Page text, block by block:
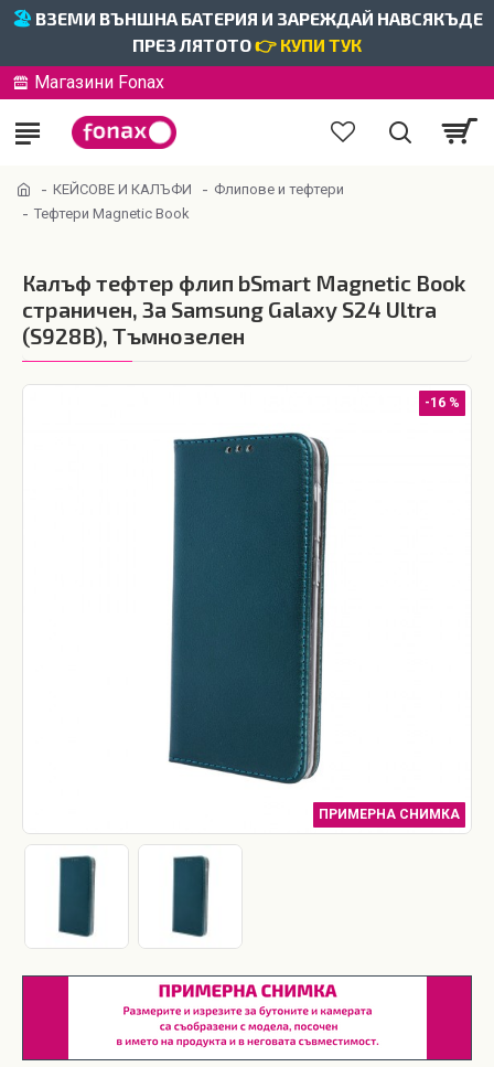
🏖️ ВЗЕМИ ВЪНШНА БАТЕРИЯ И ЗАРЕЖДАЙ НАВСЯКЪДЕ
ПРЕЗ ЛЯТОТО👉 КУПИ ТУК
Магазини Fonax
КЕЙСОВЕ И КАЛЪФИ
Флипове и тефтери
Тефтери Magnetic Book
Калъф тефтер флип bSmart Magnetic Book
страничен, За Samsung Galaxy S24 Ultra
(S928B), Тъмнозелен
ПРИМЕРНА СНИМКА
-16 %